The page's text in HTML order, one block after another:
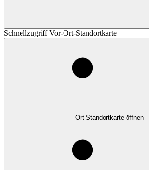
Schnellzugriff Vor-Ort-Standortkarte
Ort-Standortkarte öffnen